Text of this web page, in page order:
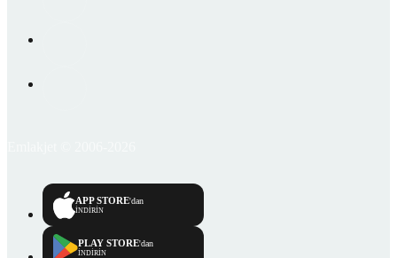
APP STORE'dan
İNDİRİN
PLAY STORE'dan
İNDİRİN